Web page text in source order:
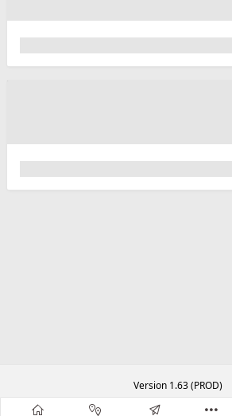
Version 1.63 (PROD)